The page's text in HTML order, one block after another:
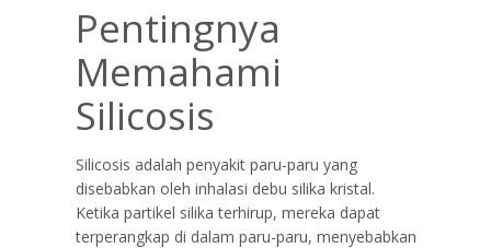
Pentingnya
Memahami
Silicosis
Silicosis adalah penyakit paru-paru yang
disebabkan oleh inhalasi debu silika kristal.
Ketika partikel silika terhirup, mereka dapat
terperangkap di dalam paru-paru, menyebabkan